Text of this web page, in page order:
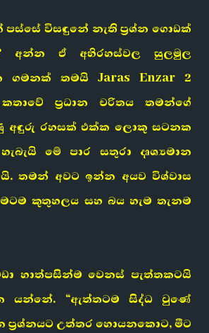
පස්සේ විසඳුනේ නැති ප්‍රශ්න ගොඩක්
අන්න ඒ අභිරහස්වල සුලමුල
ගමනක් තමයි Jaras Enzar 2
ප්‍රධාන චරිතය තමන්ගේ
අඳුරු රහසක් එක්ක ලොකු සටනක
මේ පාර සතුරා දෘශ්‍යමාන
තමන් අවට ඉන්න අයව විශ්වාස
කුතුහලය සහ බය හැම තැනම
හාත්පසින්ම වෙනස් පැත්තකටයි
යන්නේ. “ඇත්තටම සිද්ධ වුණේ
ප්‍රශ්නයට උත්තර හොයනකොට, මීට